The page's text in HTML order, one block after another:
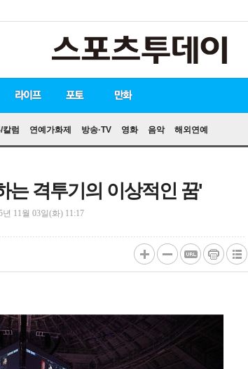
칼럼 연예가화제 방송·TV 영화 음악 해외연예
는 격투기의 이상적인 꿈'
년 11월 03일(화) 11:17